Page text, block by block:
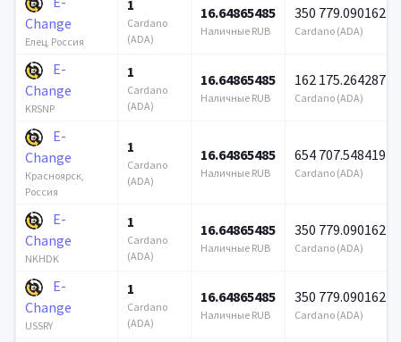
Change
Елец, Россия
1
Cardano
(ADA)
16.64865485
Наличные RUB
350 779.090162
Cardano (ADA)
E-
Change
KRSNP
1
Cardano
(ADA)
16.64865485
Наличные RUB
162 175.264287
Cardano (ADA)
E-
Change
Красноярск,
Россия
1
Cardano
(ADA)
16.64865485
Наличные RUB
654 707.548419
Cardano (ADA)
E-
Change
NKHDK
1
Cardano
(ADA)
16.64865485
Наличные RUB
350 779.090162
Cardano (ADA)
E-
Change
USSRY
1
Cardano
(ADA)
16.64865485
Наличные RUB
350 779.090162
Cardano (ADA)